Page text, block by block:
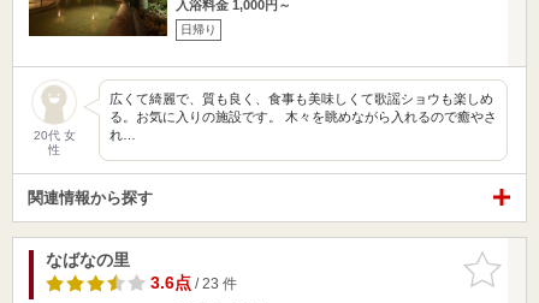
入浴料金 1,000円～
日帰り
20代 女
性
広くて綺麗で、質も良く、食事も美味しくて歌謡ショウも楽しめ
る。お気に入りの施設です。 木々を眺めながら入れるので癒やさ
れ…
関連情報から探す
お気に入
りに追加
なばなの里
3.6点/ 23 件